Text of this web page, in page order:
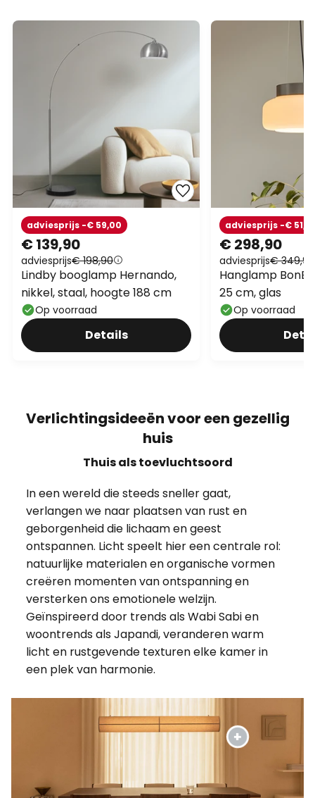
€ 139,90
adviesprijs€ 198,90
adviesprijs -€ 59,00
Lindby booglamp Hernando,
nikkel, staal, hoogte 188 cm
Op voorraad
Details
€ 298,90
adviesprijs€ 349,90
adviesprijs -€
Hanglamp
25 cm, glas
Op voorraad
Verlichtingsideeën voor een gezellig
huis
Thuis als toevluchtsoord
In een wereld die steeds sneller gaat,
verlangen we naar plaatsen van rust en
geborgenheid die lichaam en geest
ontspannen. Licht speelt hier een centrale rol:
natuurlijke materialen en organische vormen
creëren momenten van ontspanning en
versterken ons emotionele welzijn.
Geïnspireerd door trends als Wabi Sabi en
woontrends als Japandi, veranderen warm
licht en rustgevende texturen elke kamer in
een plek van harmonie.